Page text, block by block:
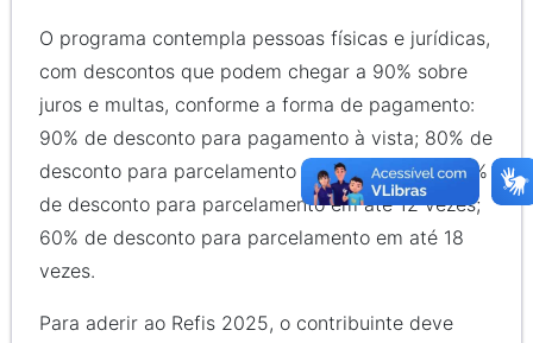
O programa contempla pessoas físicas e jurídicas,
com descontos que podem chegar a 90% sobre
juros e multas, conforme a forma de pagamento:
90% de desconto para pagamento à vista; 80% de
desconto para parcelamento em até 6 vezes; 70%
de desconto para parcelamento em até 12 vezes;
60% de desconto para parcelamento em até 18
vezes.
Para aderir ao Refis 2025, o contribuinte deve